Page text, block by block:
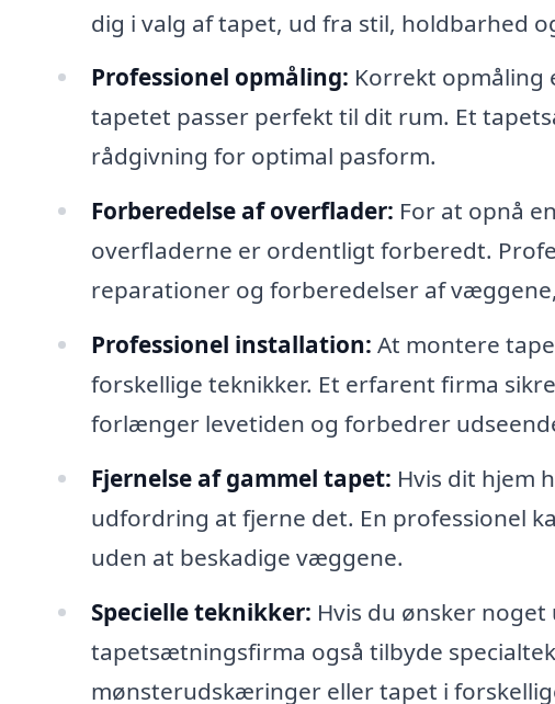
dig i valg af tapet, ud fra stil, holdbarhed
Professionel opmåling: Korrekt opmåling
tapetet passer perfekt til dit rum. Et
rådgivning for optimal pasform.
Forberedelse af overflader: For at opnå
overfladerne er ordentligt forberedt.
reparationer og forberedelser af
Professionel installation: At montere
forskellige teknikker. Et erfarent firma
forlænger levetiden og forbedrer
Fjernelse af gammel tapet: Hvis dit hjem
udfordring at fjerne det. En professionel
uden at beskadige væggene.
Specielle teknikker: Hvis du ønsker
tapetsætningsfirma også tilbyde
mønsterudskæringer eller tapet i